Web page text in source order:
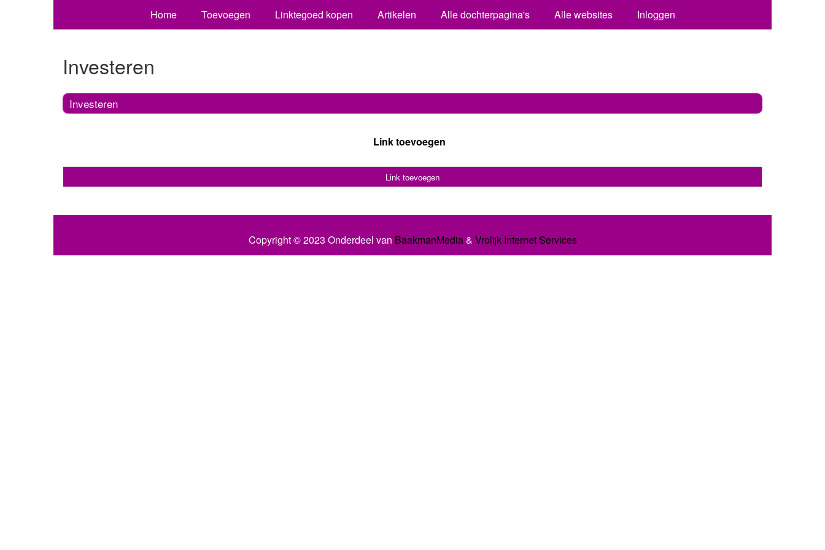
Home Toevoegen Linktegoed kopen Artikelen Alle dochterpagina's Alle websites Inloggen
Investeren
Investeren
Link toevoegen
Link toevoegen
Copyright © 2023 Onderdeel van BaakmanMedia& Vrolijk Internet Services